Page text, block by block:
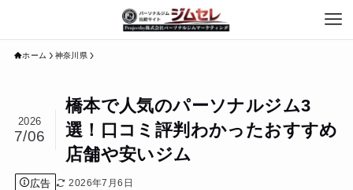
ホーム 神奈川県
橋本で人気のパーソナルジム3
選！口コミ評判わかったおすすめ
店舗や安いジム
2026
7/06
広告 2026年7月6日